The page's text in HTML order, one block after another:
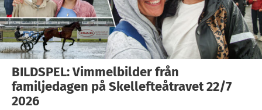
BILDSPEL: Vimmelbilder från
familjedagen på Skellefteåtravet 22/7
2026